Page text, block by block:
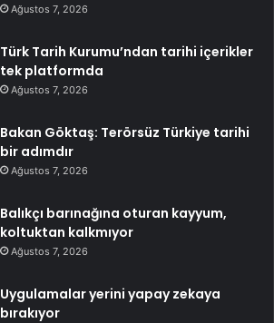
Ağustos 7, 2026
Türk Tarih Kurumu’ndan tarihi içerikler
tek platformda
Ağustos 7, 2026
Bakan Göktaş: Terörsüz Türkiye tarihi
bir adımdır
Ağustos 7, 2026
Balıkçı barınağına oturan kayyum,
koltuktan kalkmıyor
Ağustos 7, 2026
Uygulamalar yerini yapay zekaya
bırakıyor